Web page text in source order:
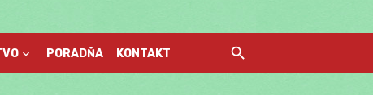
PORADŇA KONTAKT